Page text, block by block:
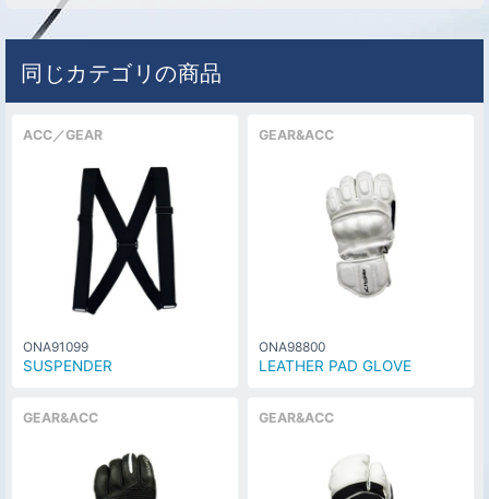
同じカテゴリの商品
ACC／GEAR
ONA91099
SUSPENDER
GEAR&ACC
ONA98800
LEATHER PAD GLOVE
GEAR&ACC GEAR&ACC